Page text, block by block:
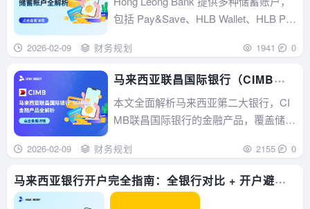
富增值...
包括 Pay&Save、HLB Wallet、HLB Po
龄段和需求。高利息、多货币功能、环
保计划，还有儿童理财教育，是财富管
理的好选择。...
2026-02-09 财务规划 1941 0
马来西亚联昌国际银行（CIMB）
金融产品全解析：储蓄、活期、定
期、信用卡等一网打尽
本文全面解析马来西亚第二大银行，CI
MB联昌国际银行的金融产品，覆盖储
卡。从开户活动到各类账户特点，助您
高效管理资金，享受便捷银行服务。...
2026-02-09 财务规划 2155 0
马来西亚银行开户完全指南：全银行对比 + 开户避坑
攻略